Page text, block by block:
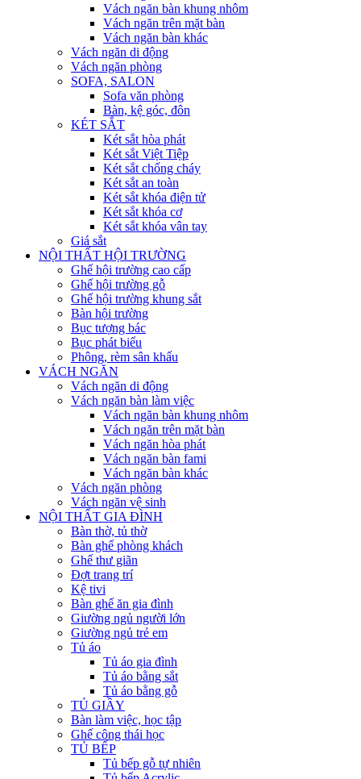
Vách ngăn bàn khung nhôm
Vách ngăn trên mặt bàn
Vách ngăn bàn khác
Vách ngăn di động
Vách ngăn phòng
SOFA, SALON
Sofa văn phòng
Bàn, kệ góc, đôn
KÉT SẮT
Két sắt hòa phát
Két sắt Việt Tiệp
Két sắt chống cháy
Két sắt an toàn
Két sắt khóa điện tử
Két sắt khóa cơ
Két sắt khóa vân tay
Giá sắt
NỘI THẤT HỘI TRƯỜNG
Ghế hội trường cao cấp
Ghế hội trường gỗ
Ghế hội trường khung sắt
Bàn hội trường
Bục tượng bác
Bục phát biểu
Phông, rèm sân khấu
VÁCH NGĂN
Vách ngăn di động
Vách ngăn bàn làm việc
Vách ngăn bàn khung nhôm
Vách ngăn trên mặt bàn
Vách ngăn hòa phát
Vách ngăn bàn fami
Vách ngăn bàn khác
Vách ngăn phòng
Vách ngăn vệ sinh
NỘI THẤT GIA ĐÌNH
Bàn thờ, tủ thờ
Bàn ghế phòng khách
Ghế thư giãn
Đợt trang trí
Kệ tivi
Bàn ghế ăn gia đình
Giường ngủ người lớn
Giường ngủ trẻ em
Tủ áo
Tủ áo gia đình
Tủ áo bằng sắt
Tủ áo bằng gỗ
TỦ GIẦY
Bàn làm việc, học tập
Ghế công thái học
TỦ BẾP
Tủ bếp gỗ tự nhiên